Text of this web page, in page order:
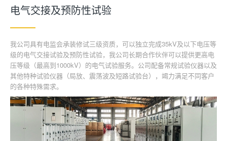
电气交接及预防性试验
我公司具有电监会承装修试三级资质，可以独立完成35kV及以下电压等
级的电气交接试验及预防性试验，我公司长期合作伙伴可以提供更高电
压等级（最高到1000kV）的电气试验服务。公司配备常规试验仪器以及
其他特种试验仪器（局放、震荡波及短路试验台），竭力满足不同客户
的各种特殊需求。